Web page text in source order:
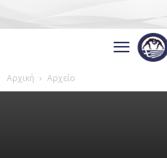
Αρχική Αρχείο